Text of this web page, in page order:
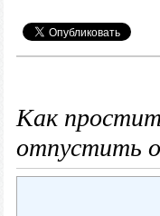
Как
отпустить